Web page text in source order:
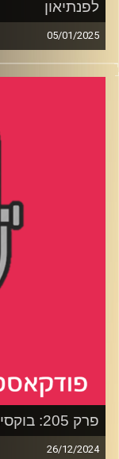
לפנתיאון
05/01/2025
פודקאסט
דוידוביץ' ועידן
רבע 1: ‏דני
פרק 205: בוקסינג טרייד – פרק בשידור חי!
26/12/2024